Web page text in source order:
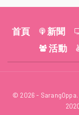
首頁 新聞
活動
© 2026 -